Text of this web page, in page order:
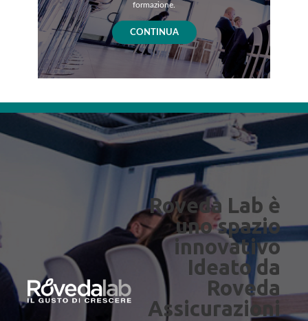
formazione.
CONTINUA
Roveda Lab è
uno spazio
innovativo
Ideato da
Roveda
Assicurazioni